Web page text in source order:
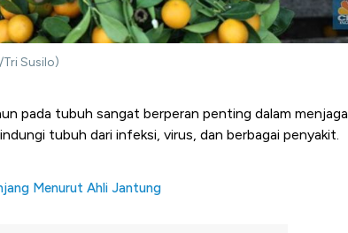
Susilo)
pada tubuh sangat berperan penting dalam menjaga
tubuh dari infeksi, virus, dan berbagai penyakit.
Menurut Ahli Jantung